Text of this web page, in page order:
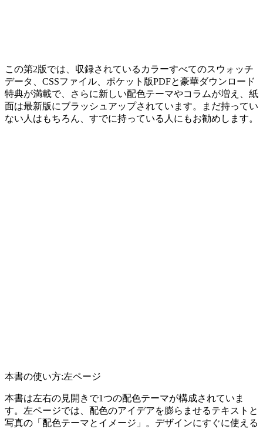
この第2版では、収録されているカラーすべてのスウォッチ
データ、CSSファイル、ポケット版PDFと豪華ダウンロード
特典が満載で、さらに新しい配色テーマやコラムが増え、紙
面は最新版にブラッシュアップされています。まだ持ってい
ない人はもちろん、すでに持っている人にもお勧めします。
本書の使い方:左ページ
本書は左右の見開きで1つの配色テーマが構成されていま
す。左ページでは、配色のアイデアを膨らませるテキストと
写真の「配色テーマとイメージ」。デザインにすぐに使える